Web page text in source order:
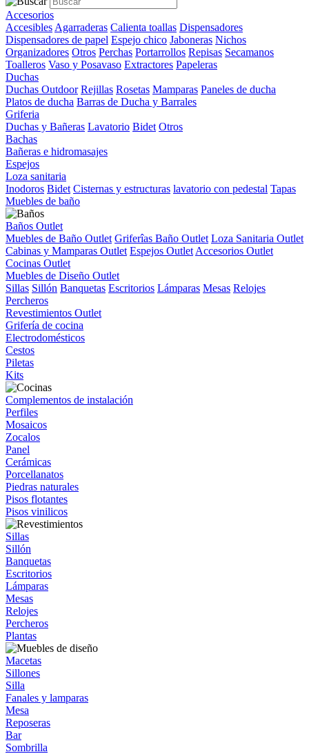
Accesorios
Accesibles Agarraderas Calienta toallas Dispensadores
Dispensadores de papel Espejo chico Jaboneras Nichos
Organizadores Otros Perchas Portarrollos Repisas Secamanos
Toalleros Vaso y Posavaso Extractores Papeleras
Duchas
Duchas Outdoor Rejillas Rosetas Mamparas Paneles de ducha
Platos de ducha Barras de Ducha y Barrales
Griferia
Duchas y Bañeras Lavatorio Bidet Otros
Bachas
Bañeras e hidromasajes
Espejos
Loza sanitaria
Inodoros Bidet Cisternas y estructuras lavatorio con pedestal Tapas
Muebles de baño
Baños Outlet
Muebles de Baño Outlet Griferîas Baño Outlet Loza Sanitaria Outlet
Cabinas y Mamparas Outlet Espejos Outlet Accesorios Outlet
Cocinas Outlet
Muebles de Diseño Outlet
Sillas Sillón Banquetas Escritorios Lámparas Mesas Relojes
Percheros
Revestimientos Outlet
Grifería de cocina
Electrodomésticos
Cestos
Piletas
Kits
Complementos de instalación
Perfiles
Mosaicos
Zocalos
Panel
Cerámicas
Porcellanatos
Piedras naturales
Pisos flotantes
Pisos vinilicos
Sillas
Sillón
Banquetas
Escritorios
Lámparas
Mesas
Relojes
Percheros
Plantas
Macetas
Sillones
Silla
Fanales y lamparas
Mesa
Reposeras
Bar
Sombrilla